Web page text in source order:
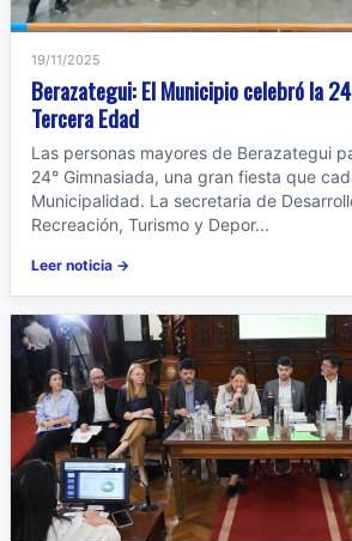
19/11/2025
Berazategui: El Municipio celebró la
Tercera Edad
Las personas mayores de Berazategui
24° Gimnasiada, una gran fiesta que
Municipalidad. La secretaria de
Recreación, Turismo y Depor...
Leer noticia →